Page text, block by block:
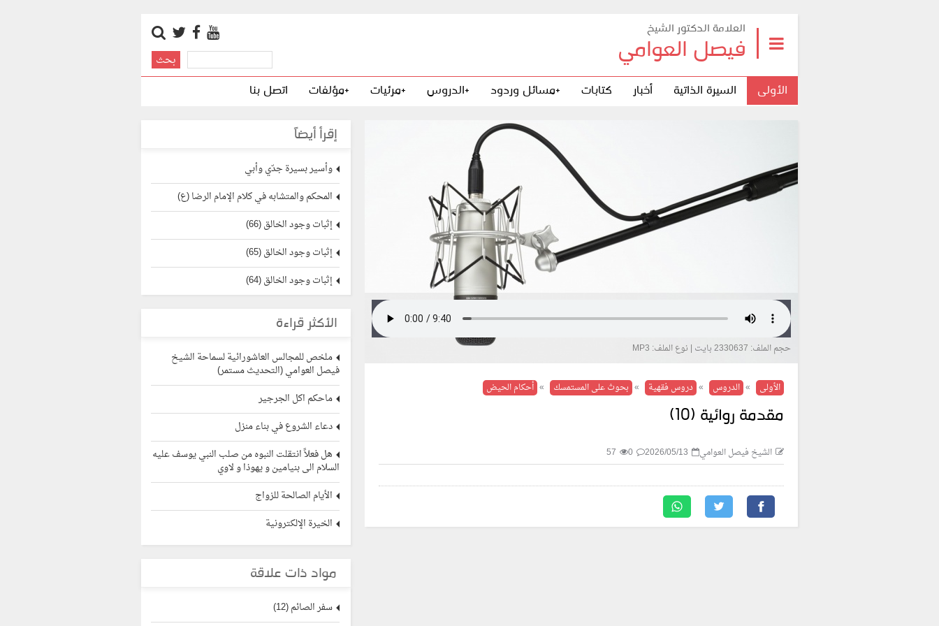
العلامة الدكتور الشيخ
فيصل العوامي
الأولى السيرة الذاتية أخبار كتابات +مسائل وردود +الدروس +مرئيات +مؤلفات اتصل بنا
حجم الملف: 2330637 بايت | نوع الملف: MP3
الأولى » الدروس » دروس فقهية » بحوث على المستمسك » أحكام الحيض
مقدمة روائية (10)
الشيخ فيصل العوامي 2026/05/13
0
57
إقرأ أيضاً
وأسير بسيرة جدّي وأبي
المحكم والمتشابه في كلام الإمام الرضا (ع)
إثبات وجود الخالق (66)
إثبات وجود الخالق (65)
إثبات وجود الخالق (64)
الأكثر قراءة
ملخص للمجالس العاشورائية لسماحة الشيخ
فيصل العوامي (التحديث مستمر)
ماحكم اكل الجرجير
دعاء الشروع في بناء منزل
هل فعلاً انتقلت النبوه من صلب النبي يوسف عليه
السلام الى بنيامين و يهوذا و لاوي
الأيام الصالحة للزواج
الخيرة الإلكترونية
مواد ذات علاقة
سفر الصائم (12)